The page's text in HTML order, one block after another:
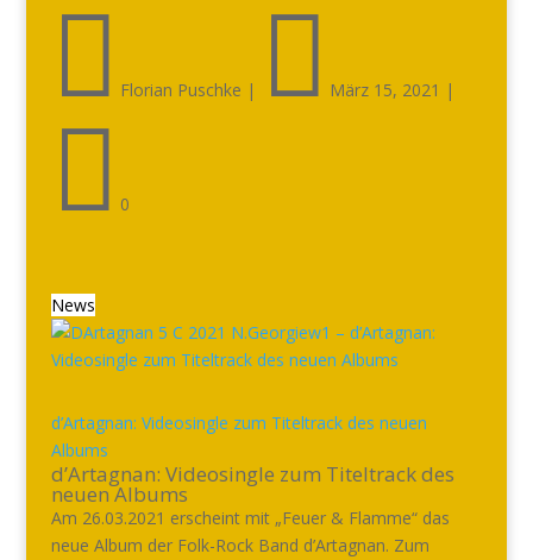
 Florian Puschke |  März 15, 2021 |
 0
News
d’Artagnan: Videosingle zum Titeltrack des neuen
Albums
d’Artagnan: Videosingle zum Titeltrack des
neuen Albums
Am 26.03.2021 erscheint mit „Feuer & Flamme“ das
neue Album der Folk-Rock Band d’Artagnan. Zum